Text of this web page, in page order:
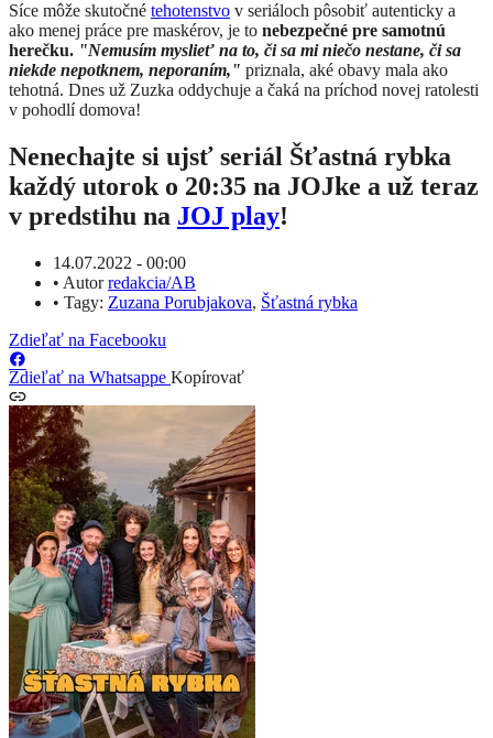
Síce môže skutočné tehotenstvo v seriáloch pôsobiť autenticky a
ako menej práce pre maskérov, je to nebezpečné pre samotnú
herečku. ​"Nemusím myslieť na to, či sa mi niečo nestane, či sa
niekde nepotknem, neporaním," priznala, aké obavy mala ako
tehotná. Dnes už Zuzka oddychuje a čaká na príchod novej ratolesti
v pohodlí domova!
Nenechajte si ujsť seriál Šťastná rybka
každý utorok o 20:35 na JOJke a už teraz
v predstihu na JOJ play!
14.07.2022 - 00:00
• Autorredakcia/AB
• Tagy: Zuzana Porubjakova, Šťastná rybka
Zdieľať na Facebooku
Zdieľať na Whatsappe Kopírovať